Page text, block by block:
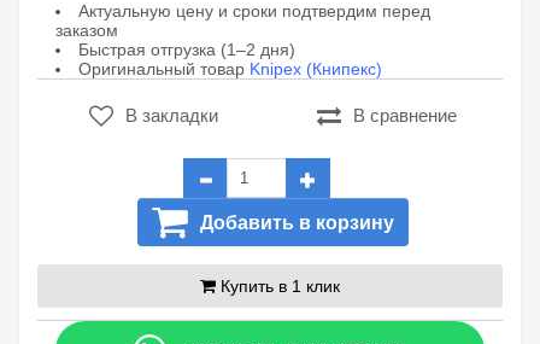
Актуальную цену и сроки подтвердим перед
заказом
Быстрая отгрузка (1–2 дня)
Оригинальный товар Knipex (Книпекс)
В закладки В сравнение
Добавить в корзину
Купить в 1 клик